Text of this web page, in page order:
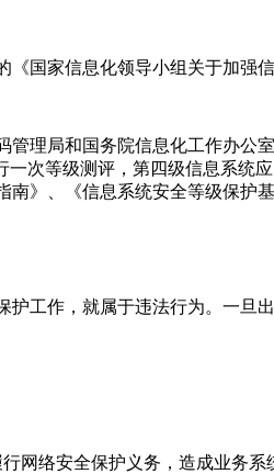
《国家信息化领导小组关于加强
管理局和国务院信息化工作办公
一次等级测评，第四级信息系
南》、《信息系统安全等级保护
工作，就属于违法行为。一旦
网络安全保护义务，造成业务